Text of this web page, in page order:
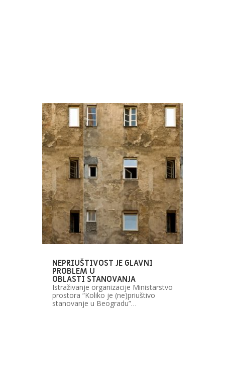
NEPRIUŠTIVOST JE GLAVNI
PROBLEM U
OBLASTI STANOVANJA
Istraživanje organizacije Ministarstvo
prostora “Koliko je (ne)priuštivo
stanovanje u Beogradu”…